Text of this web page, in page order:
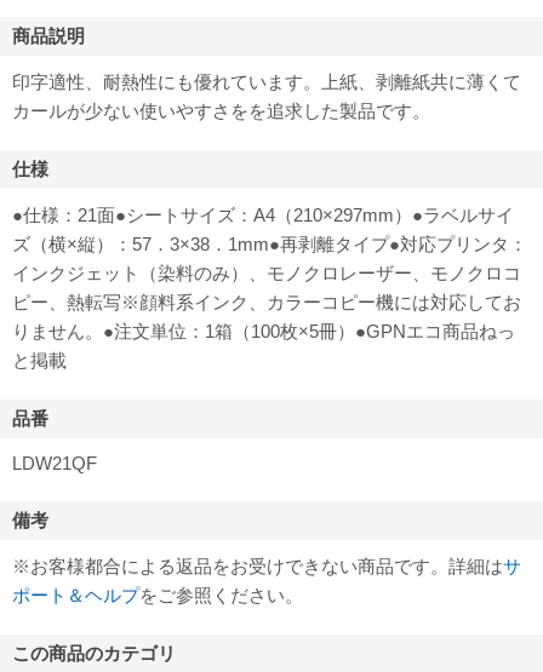
商品説明
印字適性、耐熱性にも優れています。上紙、剥離紙共に薄くて
カールが少ない使いやすさをを追求した製品です。
仕様
●仕様：21面●シートサイズ：A4（210×297mm）●ラベルサイ
ズ（横×縦）：57．3×38．1mm●再剥離タイプ●対応プリンタ：
インクジェット（染料のみ）、モノクロレーザー、モノクロコ
ピー、熱転写※顔料系インク、カラーコピー機には対応してお
りません。●注文単位：1箱（100枚×5冊）●GPNエコ商品ねっ
と掲載
品番
LDW21QF
備考
※お客様都合による返品をお受けできない商品です。詳細はサ
ポート＆ヘルプをご参照ください。
この商品のカテゴリ